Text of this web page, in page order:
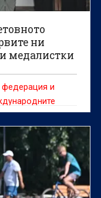
ни
медалистки
федерация и
на България в